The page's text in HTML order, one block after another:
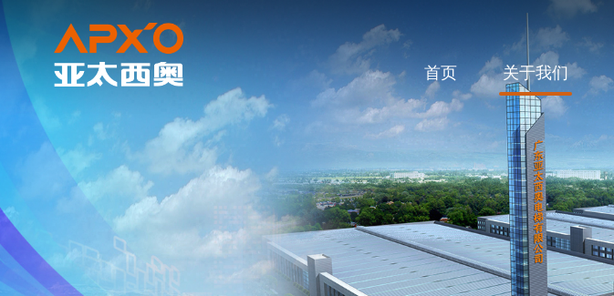
首页 关于我们